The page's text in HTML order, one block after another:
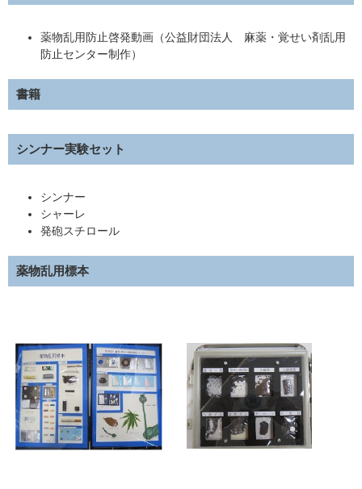
薬物乱用防止啓発動画（公益財団法人 麻薬・覚せい剤乱用
防止センター制作）
書籍
シンナー実験セット
シンナー
シャーレ
発砲スチロール
薬物乱用標本